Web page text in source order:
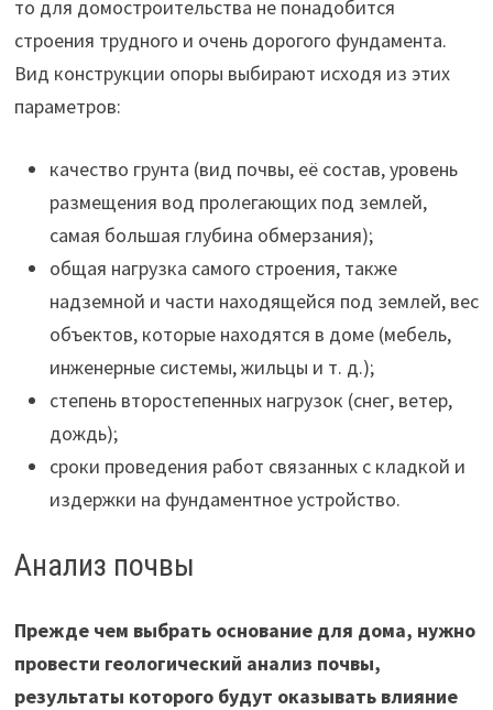
то для домостроительства не понадобится
строения трудного и очень дорогого фундамента.
Вид конструкции опоры выбирают исходя из этих
параметров:
качество грунта (вид почвы, её состав, уровень
размещения вод пролегающих под землей,
самая большая глубина обмерзания);
общая нагрузка самого строения, также
надземной и части находящейся под землей, вес
объектов, которые находятся в доме (мебель,
инженерные системы, жильцы и т. д.);
степень второстепенных нагрузок (снег, ветер,
дождь);
сроки проведения работ связанных с кладкой и
издержки на фундаментное устройство.
Анализ почвы
Прежде чем выбрать основание для дома, нужно
провести геологический анализ почвы,
результаты которого будут оказывать влияние